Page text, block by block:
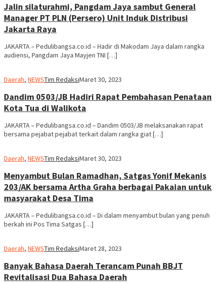
Jalin silaturahmi, Pangdam Jaya sambut General
Manager PT PLN (Persero) Unit Induk Distribusi
Jakarta Raya
JAKARTA – Pedulibangsa.co.id – Hadir di Makodam Jaya dalam rangka
audiensi, Pangdam Jaya Mayjen TNI […]
Daerah, NEWSTim RedaksiMaret 30, 2023
Dandim 0503/JB Hadiri Rapat Pembahasan Penataan
Kota Tua di Walikota
JAKARTA – Pedulibangsa.co.id – Dandim 0503/JB melaksanakan rapat
bersama pejabat pejabat terkait dalam rangka giat […]
Daerah, NEWSTim RedaksiMaret 30, 2023
Menyambut Bulan Ramadhan, Satgas Yonif Mekanis
203/AK bersama Artha Graha berbagai Pakaian untuk
masyarakat Desa Tima
JAKARTA – Pedulibangsa.co.id – Di dalam menyambut bulan yang penuh
berkah ini Pos Tima Satgas […]
Daerah, NEWSTim RedaksiMaret 28, 2023
Banyak Bahasa Daerah Terancam Punah BBJT
Revitalisasi Dua Bahasa Daerah